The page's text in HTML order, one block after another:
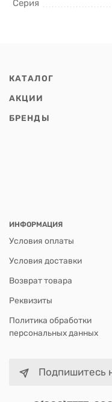
Серия
КАТАЛОГ
АКЦИИ
БРЕНДЫ
ИНФОРМАЦИЯ
Условия оплаты
Условия доставки
Возврат товара
Реквизиты
Политика обработки
персональных данных
Подпишитесь